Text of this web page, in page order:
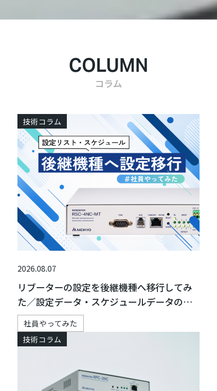
COLUMN
コラム
技術コラム
2026.08.07
リブーターの設定を後継機種へ移行してみ
た／設定データ・スケジュールデータの移
行方法
社員やってみた
技術コラム